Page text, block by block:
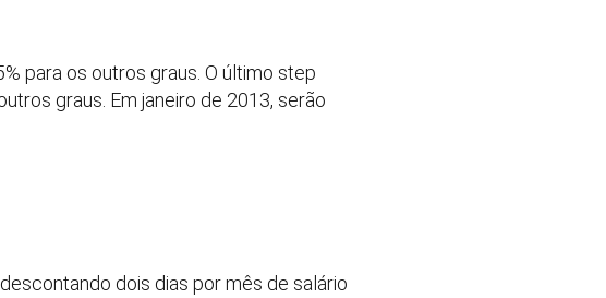
para os outros graus. O último step
graus. Em janeiro de 2013, serão
dois dias por mês de salário